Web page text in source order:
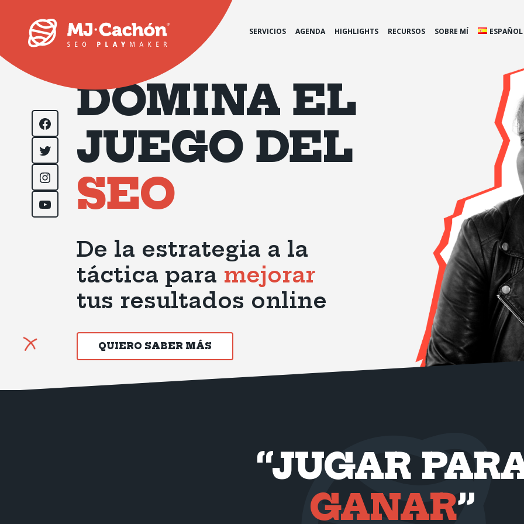
SERVICIOS AGENDA HIGHLIGHTS RECURSOS SOBRE MÍ ESPAÑOL
Facebook
Twitter
Instagram
YouTube
DOMINA EL
JUEGO DEL
SEO
De la estrategia a la
táctica para mejorar
tus resultados online
QUIERO SABER MÁS
“JUGAR
GANAR”